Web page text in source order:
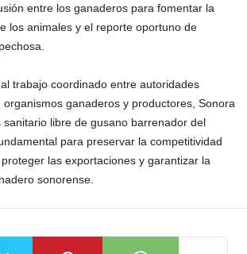
entre los ganaderos para fomentar la
los animales y el reporte oportuno de
trabajo coordinado entre autoridades
ganaderos y productores, Sonora
sanitario libre de gusano barrenador del
para preservar la competitividad
las exportaciones y garantizar la
sonorense.